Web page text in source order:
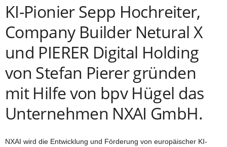
KI-Pionier Sepp Hochreiter,
Company Builder Netural X
und PIERER Digital Holding
von Stefan Pierer gründen
mit Hilfe von bpv Hügel das
Unternehmen NXAI GmbH.
NXAI wird die Entwicklung und Förderung von europäischer KI-